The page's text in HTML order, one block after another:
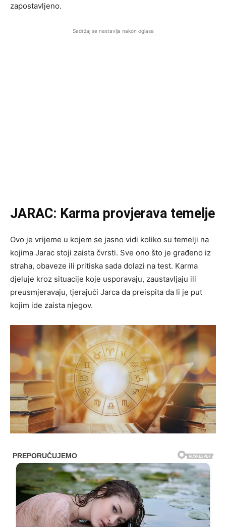
zapostavljeno.
Sadržaj se nastavlja nakon oglasa
JARAC: Karma provjerava temelje
Ovo je vrijeme u kojem se jasno vidi koliko su temelji na
kojima Jarac stoji zaista čvrsti. Sve ono što je građeno iz
straha, obaveze ili pritiska sada dolazi na test. Karma
djeluje kroz situacije koje usporavaju, zaustavljaju ili
preusmjeravaju, tjerajući Jarca da preispita da li je put
kojim ide zaista njegov.